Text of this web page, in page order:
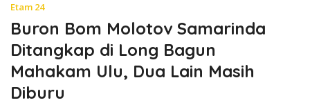
Etam 24
Buron Bom Molotov Samarinda
Ditangkap di Long Bagun
Mahakam Ulu, Dua Lain Masih
Diburu